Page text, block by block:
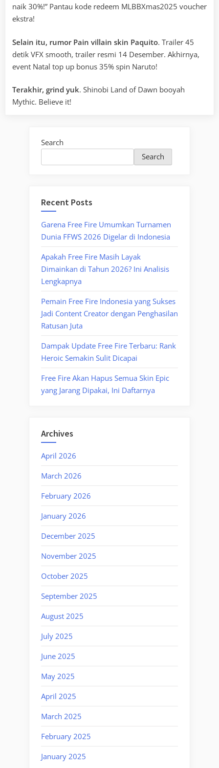
naik 30%!” Pantau kode redeem MLBBXmas2025 voucher
ekstra!
Selain itu, rumor Pain villain skin Paquito. Trailer 45
detik VFX smooth, trailer resmi 14 Desember. Akhirnya,
event Natal top up bonus 35% spin Naruto!
Terakhir, grind yuk. Shinobi Land of Dawn booyah
Mythic. Believe it!
Search
Search
Recent Posts
Garena Free Fire Umumkan Turnamen
Dunia FFWS 2026 Digelar di Indonesia
Apakah Free Fire Masih Layak
Dimainkan di Tahun 2026? Ini Analisis
Lengkapnya
Pemain Free Fire Indonesia yang Sukses
Jadi Content Creator dengan Penghasilan
Ratusan Juta
Dampak Update Free Fire Terbaru: Rank
Heroic Semakin Sulit Dicapai
Free Fire Akan Hapus Semua Skin Epic
yang Jarang Dipakai, Ini Daftarnya
Archives
April 2026
March 2026
February 2026
January 2026
December 2025
November 2025
October 2025
September 2025
August 2025
July 2025
June 2025
May 2025
April 2025
March 2025
February 2025
January 2025